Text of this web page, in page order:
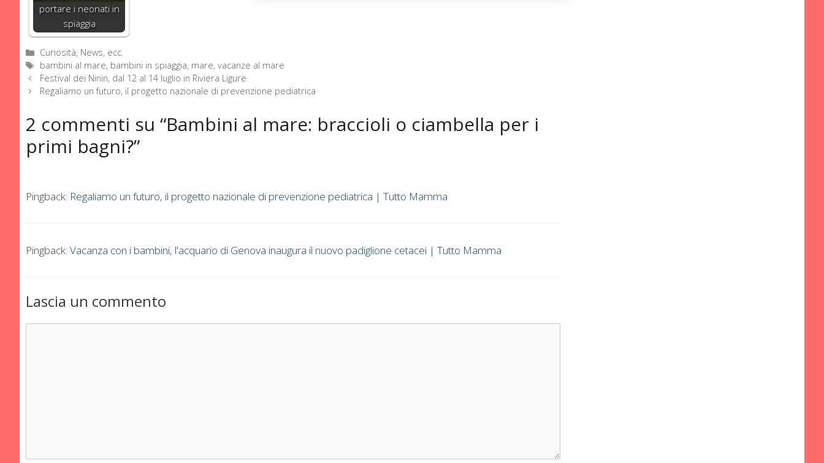
portare i neonati in
spiaggia
Categorie
Curiosità, News, ecc.
Tag
bambini al mare, bambini in spiaggia, mare,vacanze al mare
Festival dei Ninin, dal 12 al 14 luglio in Riviera Ligure
Regaliamo un futuro, il progetto nazionale di prevenzione pediatrica
2 commenti su “Bambini al mare: braccioli o ciambella per i
primi bagni?”
Pingback: Regaliamo un futuro, il progetto nazionale di prevenzione pediatrica | Tutto Mamma
Pingback: Vacanza con i bambini, l'acquario di Genova inaugura il nuovo padiglione cetacei | Tutto Mamma
Lascia un commento